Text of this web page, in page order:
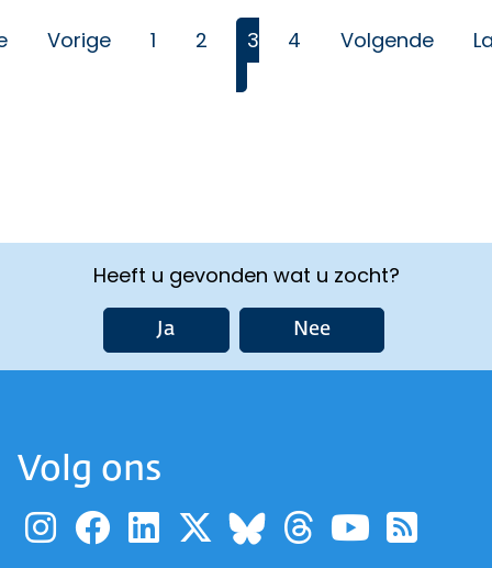
Vorige 1 2
3
(Huidige)
4 Volgende
Heeft u gevonden wat u zocht?
Ja Nee
Volg ons
Ga naar de pagina van
Ga naar de pagina
Ga naar de
Ga naar de
Ga naar de
Ga naar
Ga